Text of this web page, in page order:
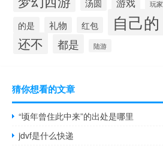
汤圆 玩家
的是 礼物 红包 自己的
还不
都是 陆游
猜你想看的文章
“顷年曾住此中来”的出处是哪里
jdvf是什么快递